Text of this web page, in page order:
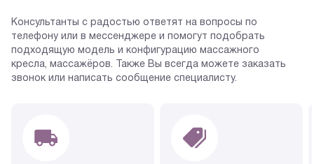
Консультанты с радостью ответят на вопросы по
телефону или в мессенджере и помогут подобрать
подходящую модель и конфигурацию массажного
кресла, массажёров. Также Вы всегда можете заказать
звонок или написать сообщение специалисту.